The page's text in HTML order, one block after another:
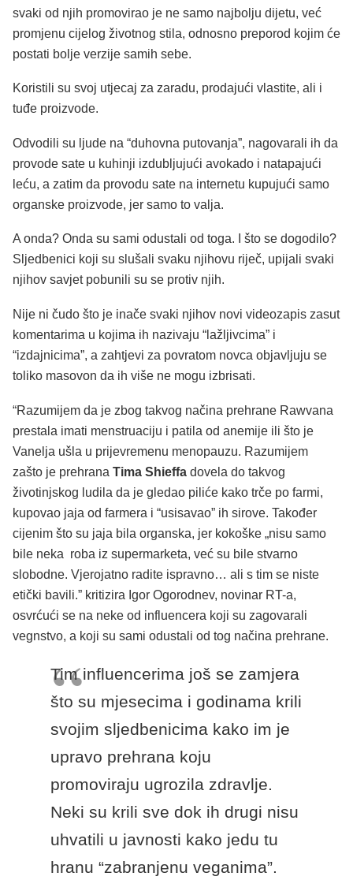
svaki od njih promovirao je ne samo najbolju dijetu, već
promjenu cijelog životnog stila, odnosno preporod kojim će
postati bolje verzije samih sebe.
Koristili su svoj utjecaj za zaradu, prodajući vlastite, ali i
tuđe proizvode.
Odvodili su ljude na “duhovna putovanja”, nagovarali ih da
provode sate u kuhinji izdubljujući avokado i natapajući
leću, a zatim da provodu sate na internetu kupujući samo
organske proizvode, jer samo to valja.
A onda? Onda su sami odustali od toga. I što se dogodilo?
Sljedbenici koji su slušali svaku njihovu riječ, upijali svaki
njihov savjet pobunili su se protiv njih.
Nije ni čudo što je inače svaki njihov novi videozapis zasut
komentarima u kojima ih nazivaju “lažljivcima” i
“izdajnicima”, a zahtjevi za povratom novca objavljuju se
toliko masovon da ih više ne mogu izbrisati.
“Razumijem da je zbog takvog načina prehrane Rawvana
prestala imati menstruaciju i patila od anemije ili što je
Vanelja ušla u prijevremenu menopauzu. Razumijem
zašto je prehrana Tima Shieffa dovela do takvog
životinjskog ludila da je gledao piliće kako trče po farmi,
kupovao jaja od farmera i “usisavao” ih sirove. Također
cijenim što su jaja bila organska, jer kokoške „nisu samo
bile neka roba iz supermarketa, već su bile stvarno
slobodne. Vjerojatno radite ispravno… ali s tim se niste
etički bavili.” kritizira Igor Ogorodnev, novinar RT-a,
osvrćući se na neke od influencera koji su zagovarali
vegnstvo, a koji su sami odustali od tog načina prehrane.
Tim influencerima još se zamjera
što su mjesecima i godinama krili
svojim sljedbenicima kako im je
upravo prehrana koju
promoviraju ugrozila zdravlje.
Neki su krili sve dok ih drugi nisu
uhvatili u javnosti kako jedu tu
hranu “zabranjenu veganima”.